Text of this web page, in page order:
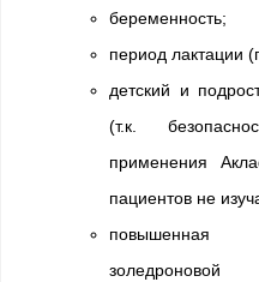
беременность;
период лактации
детский и
(т.к.
применения
пациентов не
повышенная